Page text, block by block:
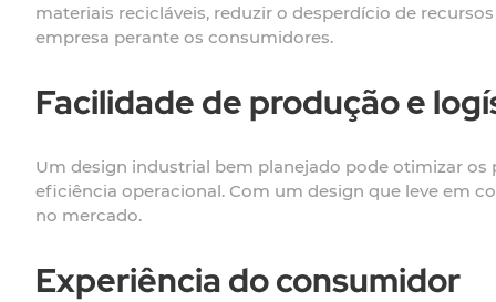
materiais recicláveis, reduzir o desperdício de
empresa perante os consumidores.
Facilidade de produção e
Um design industrial bem planejado pode otimizar
eficiência operacional. Com um design que leve em
no mercado.
Experiência do consumidor